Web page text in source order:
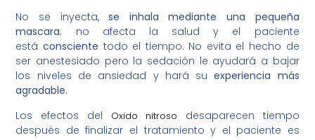
No se inyecta,se inhala mediante una pequeña
mascara; no afecta la salud y el paciente
está consciente todo el tiempo. No evita el hecho de
ser anestesiado pero la sedación le ayudará a bajar
los niveles de ansiedad y hará suexperiencia más
agradable.
Los efectos del
Oxido nitroso desaparecen tiempo
después de finalizar el tratamiento y el paciente es